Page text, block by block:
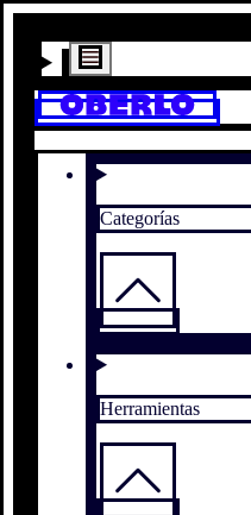
Categorías
Herramientas